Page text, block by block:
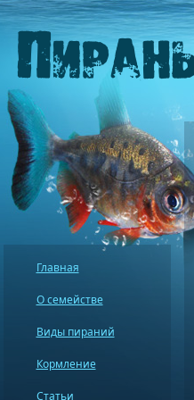
Главная
О семействе
Виды пираний
Кормление
Статьи